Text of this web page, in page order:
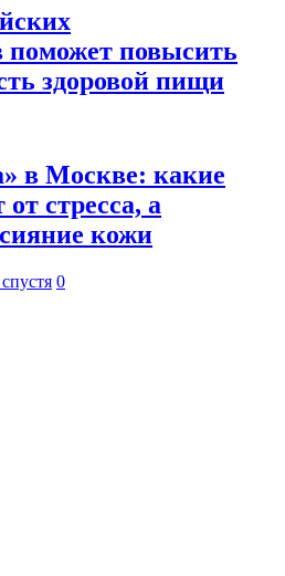
поможет повысить
здоровой пищи
в Москве: какие
стресса, а
кожи
0